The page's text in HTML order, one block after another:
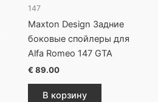
147
Maxton Design Задние
боковые спойлеры для
Alfa Romeo 147 GTA
€ 89.00
В корзину